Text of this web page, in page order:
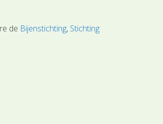
de Bijenstichting, Stichting